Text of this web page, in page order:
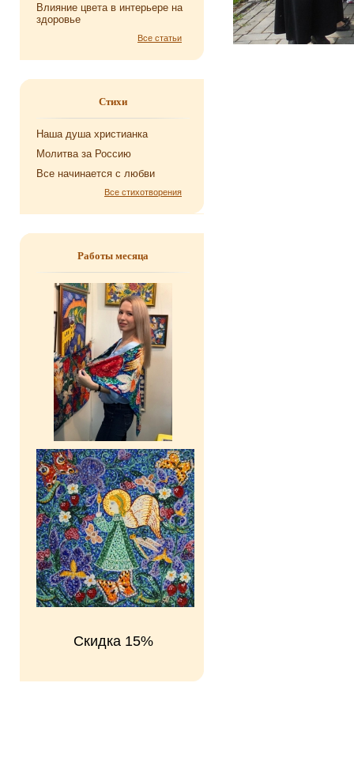
Влияние цвета в интерьере на
здоровье
Все статьи
Стихи
Наша душа хри­сти­ан­ка
Мо­лит­ва за Рос­сию
Все на­чи­на­ет­ся с любви
Все стихотворения
Работы месяца
Скидка 15%